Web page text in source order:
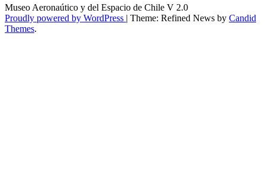
Museo Aeronaútico y del Espacio de Chile V 2.0
Proudly powered by WordPress | Theme: Refined News by Candid
Themes.